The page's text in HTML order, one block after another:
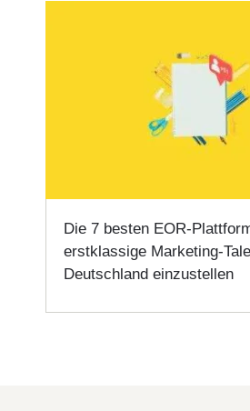
Die 7 besten EOR-
erstklassige Marketing-
Deutschland einzustellen